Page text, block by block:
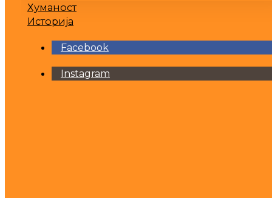
Хуманост
Историја
Facebook
Instagram